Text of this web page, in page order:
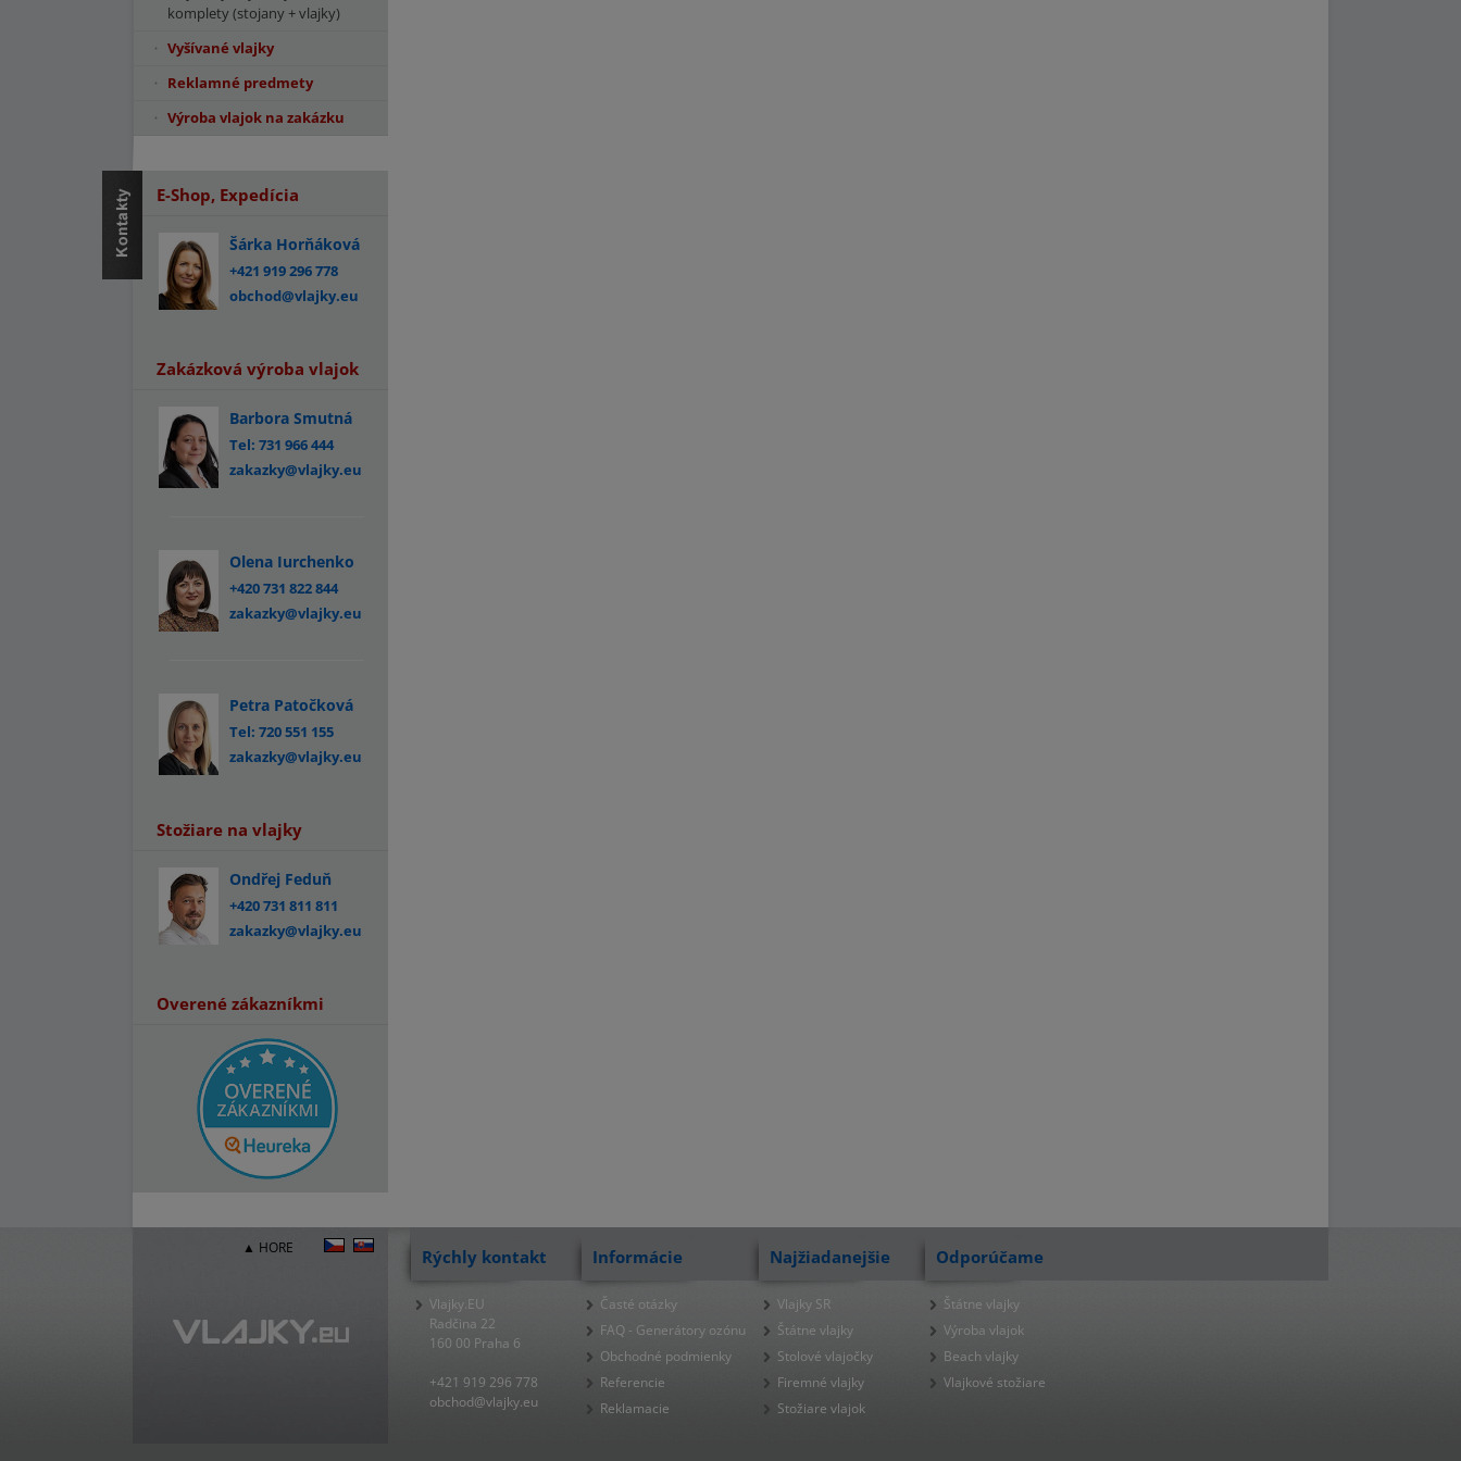
komplety (stojany + vlajky)
Vyšívané vlajky
Reklamné predmety
Výroba vlajok na zakázku
E-Shop, Expedícia
Šárka Horňáková
+421 919 296 778
obchod@vlajky.eu
Zakázková výroba vlajok
Barbora Smutná
Tel: 731 966 444
zakazky@vlajky.eu
Olena Iurchenko
+420 731 822 844
zakazky@vlajky.eu
Petra Patočková
Tel: 720 551 155
zakazky@vlajky.eu
Stožiare na vlajky
Ondřej Feduň
+420 731 811 811
zakazky@vlajky.eu
Overené zákazníkmi
▲ HORE Rýchly kontakt
Vlajky.EU
Radčina 22
160 00 Praha 6
+421 919 296 778
obchod@vlajky.eu
Informácie
Časté otázky
FAQ - Generátory ozónu
Obchodné podmienky
Referencie
Reklamacie
Najžiadanejšie
Vlajky SR
Štátne vlajky
Stolové vlajočky
Firemné vlajky
Stožiare vlajok
Odporúčame
Štátne vlajky
Výroba vlajok
Beach vlajky
Vlajkové stožiare